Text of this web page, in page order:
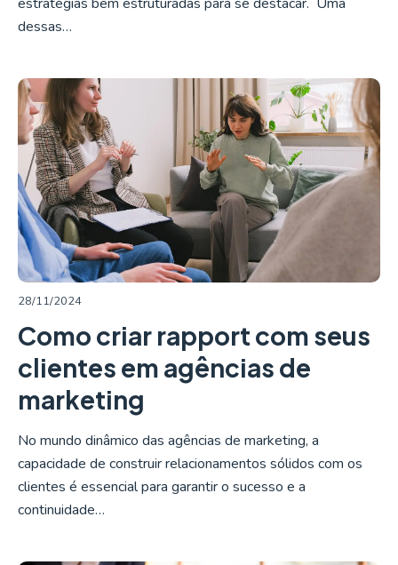
dessas…
LER MAIS
28/11/2024
Como criar rapport com seus
clientes em agências de
marketing
No mundo dinâmico das agências de marketing, a
capacidade de construir relacionamentos sólidos com os
clientes é essencial para garantir o sucesso e a
continuidade…